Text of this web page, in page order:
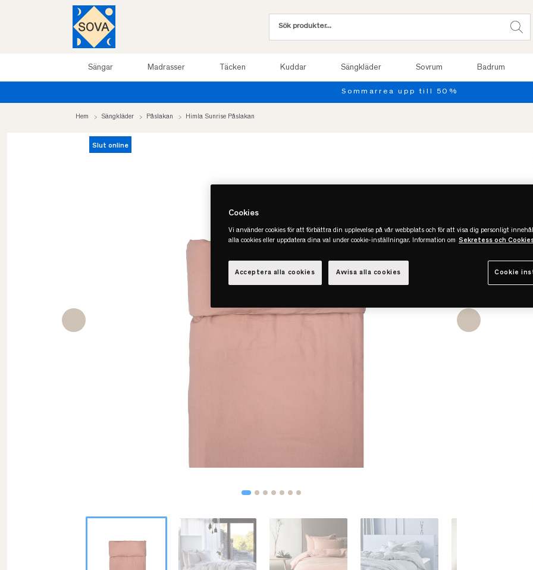
Sängar Madrasser Täcken Kuddar Sängkläder Sovrum Badrum
Hem Sängkläder Påslakan Himla Sunrise Påslakan
Slut online
Cookies
Vi använder cookies för att förbättra din upplevelse på vår webbplats och för att visa dig personligt
alla cookies eller uppdatera dina val under cookie-inställningar. Information om Sekretess och
Cookie
Avvisa alla cookies
Acceptera alla cookies